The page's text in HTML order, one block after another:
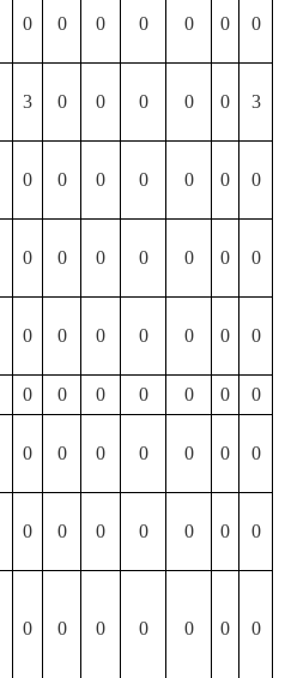
0 0 0 0 0 0 0
3 0 0 0 0 0 3
0 0 0 0 0 0 0
0 0 0 0 0 0 0
0 0 0 0 0 0 0
0 0 0 0 0 0
0
0 0 0 0 0 0 0
0 0 0 0 0 0 0
0 0 0 0 0 0 0